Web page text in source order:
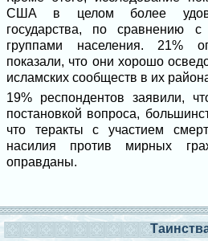
США в целом более
государства, по сравнению
группами населения. 21%
показали, что они хорошо
исламских сообществ в их
19% респондентов заявили,
постановкой вопроса,
что теракты с участием
насилия против мирных
оправданы.